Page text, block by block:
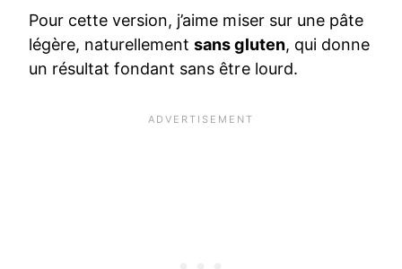
Pour cette version, j’aime miser sur une pâte
légère, naturellementsans gluten, qui donne
un résultat fondant sans être lourd.